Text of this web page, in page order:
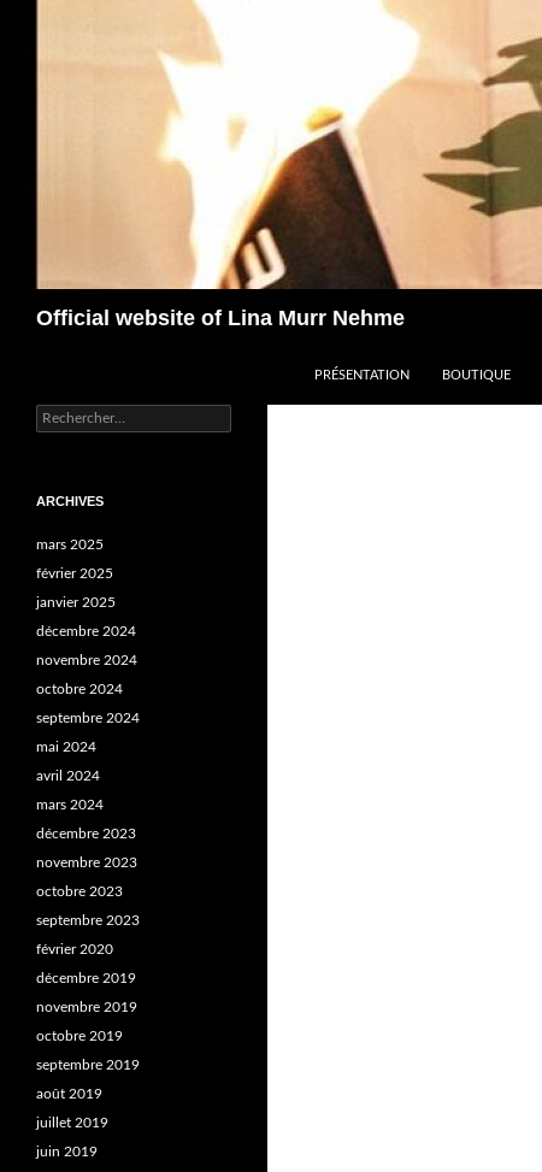
Official website of Lina Murr Nehme
PRÉSENTATION BOUTIQUE
Rechercher :
ARCHIVES
mars 2025
février 2025
janvier 2025
décembre 2024
novembre 2024
octobre 2024
septembre 2024
mai 2024
avril 2024
mars 2024
décembre 2023
novembre 2023
octobre 2023
septembre 2023
février 2020
décembre 2019
novembre 2019
octobre 2019
septembre 2019
août 2019
juillet 2019
juin 2019